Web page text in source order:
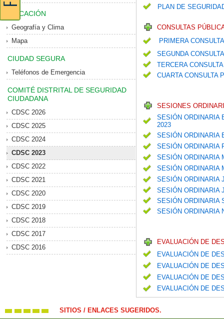
UBICACIÓN
Geografía y Clima
Mapa
CIUDAD SEGURA
Teléfonos de Emergencia
COMITÉ DISTRITAL DE SEGURIDAD
CIUDADANA
CDSC 2026
CDSC 2025
CDSC 2024
CDSC 2023
CDSC 2022
CDSC 2021
CDSC 2020
CDSC 2019
CDSC 2018
CDSC 2017
CDSC 2016
PLAN DE
CONSULTAS
PRIMERA
SEGUNDA
TERCERA
CUARTA CONSULTA
SESIONES
SESIÓN ORDINARIA
2023
SESIÓN ORDINARIA
SESIÓN ORDINARIA
SESIÓN ORDINARIA
SESIÓN ORDINARIA
SESIÓN ORDINARIA
SESIÓN ORDINARIA
SESIÓN ORDINARIA
SESIÓN ORDINARIA
EVALUACIÓN DE
EVALUACIÓN DE
EVALUACIÓN DE
EVALUACIÓN DE
EVALUACIÓN DE
SITIOS / ENLACES SUGERIDOS.